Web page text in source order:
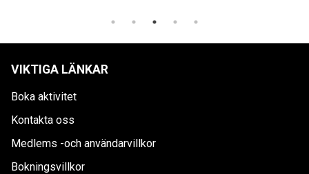
VIKTIGA LÄNKAR
Boka aktivitet
Kontakta oss
Medlems -och användarvillkor
Bokningsvillkor